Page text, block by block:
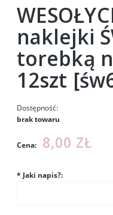
naklejki
torebką
12szt
Dostępność:
brak towaru
Cena: 8,00 ZŁ
* Jaki napis?: